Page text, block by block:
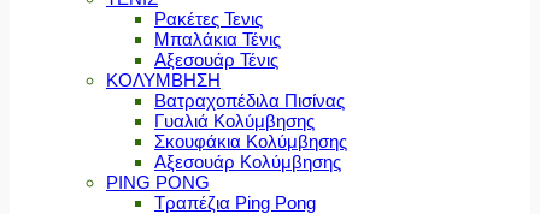
Ρακέτες Τενις
Μπαλάκια Τένις
Αξεσουάρ Τένις
ΚΟΛΥΜΒΗΣΗ
Βατραχοπέδιλα Πισίνας
Γυαλιά Κολύμβησης
Σκουφάκια Κολύμβησης
Αξεσουάρ Κολύμβησης
PING PONG
Τραπέζια Ping Pong